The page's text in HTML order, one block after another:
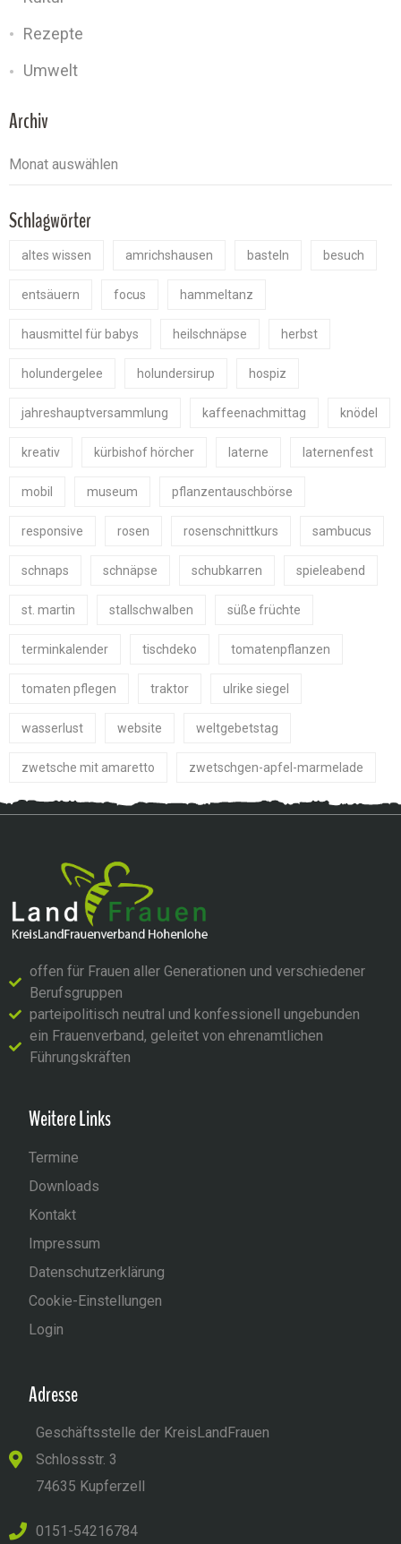
Rezepte
Umwelt
Archiv
Schlagwörter
altes wissen amrichshausen basteln besuch
entsäuern focus hammeltanz
hausmittel für babys heilschnäpse herbst
holundergelee holundersirup hospiz
jahreshauptversammlung kaffeenachmittag knödel
kreativ kürbishof hörcher laterne laternenfest
mobil museum pflanzentauschbörse
responsive rosen rosenschnittkurs sambucus
schnaps schnäpse schubkarren spieleabend
st. martin stallschwalben süße früchte
terminkalender tischdeko tomatenpflanzen
tomaten pflegen traktor ulrike siegel
wasserlust website weltgebetstag
zwetsche mit amaretto zwetschgen-apfel-marmelade
offen für Frauen aller Generationen und verschiedener
Berufsgruppen
parteipolitisch neutral und konfessionell ungebunden
ein Frauenverband, geleitet von ehrenamtlichen
Führungskräften
Weitere Links
Termine
Downloads
Kontakt
Impressum
Datenschutzerklärung
Cookie-Einstellungen
Login
Adresse
Geschäftsstelle der KreisLandFrauen
Schlossstr. 3
74635 Kupferzell
0151-54216784